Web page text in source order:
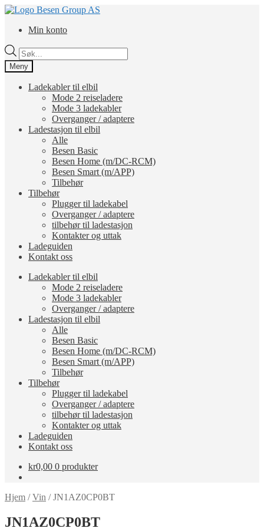
Hopp
navigasjon
Hopp
innholdMin konto
Products
search
Meny
Ladekabler til elbil
Mode 2 reiseladere
Mode 3 ladekabler
Overganger / adaptere
Ladestasjon til elbil
Alle
Besen Basic
Besen Home (m/DC-RCM)
Besen Smart (m/APP)
Tilbehør
Tilbehør
Plugger til ladekabel
Overganger / adaptere
tilbehør til ladestasjon
Kontakter og uttak
Ladeguiden
Kontakt oss
Ladekabler til elbil
Mode 2 reiseladere
Mode 3 ladekabler
Overganger / adaptere
Ladestasjon til elbil
Alle
Besen Basic
Besen Home (m/DC-RCM)
Besen Smart (m/APP)
Tilbehør
Tilbehør
Plugger til ladekabel
Overganger / adaptere
tilbehør til ladestasjon
Kontakter og uttak
Ladeguiden
Kontakt oss
kr0,00 0 produkter
Hjem /Vin /JN1AZ0CP0BT
JN1AZ0CP0BT